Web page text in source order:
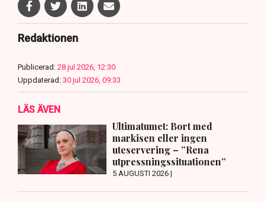
Redaktionen
Publicerad: 28 jul 2026, 12:30
Uppdaterad: 30 jul 2026, 09:33
LÄS ÄVEN
Ultimatumet: Bort med
markisen eller ingen
uteservering – ”Rena
utpressningssituationen”
5 AUGUSTI 2026 |